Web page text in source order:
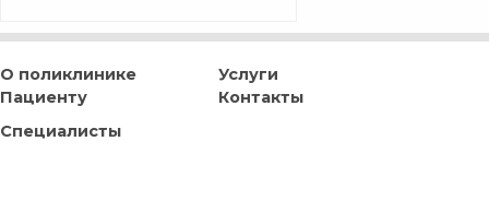
О поликлинике
Пациенту
Услуги
Контакты
Специалисты